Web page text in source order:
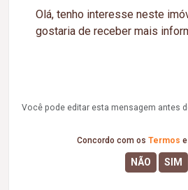
Você pode editar esta mensagem antes
Concordo com os Termos e